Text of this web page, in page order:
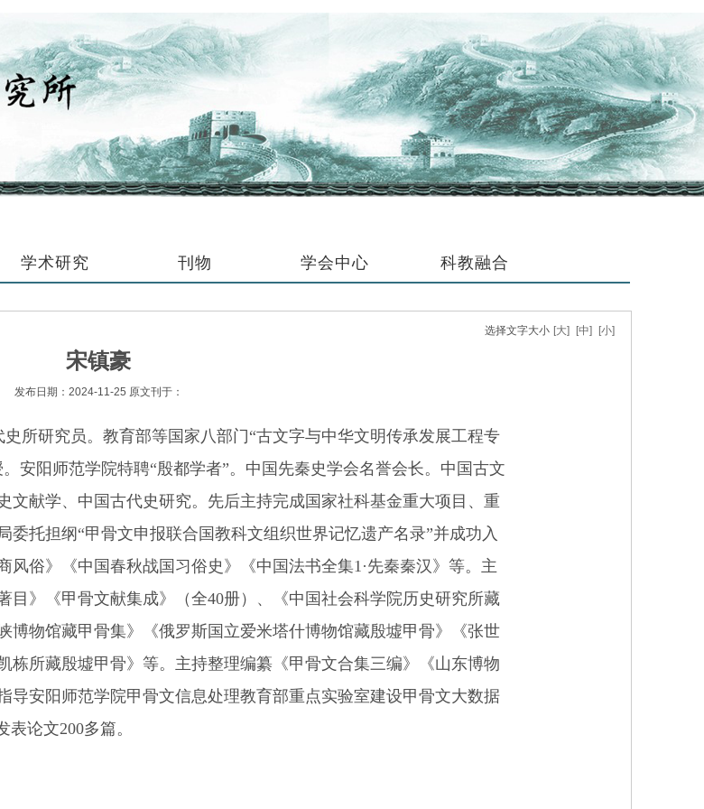
学术研究 刊物 学会中心 科教融合
选择文字大小 [大] [中] [小]
宋镇豪
发布日期：2024-11-25 原文刊于：
所研究员。教育部等国家八部门 “古文字与中华文明传承发展工程专
安阳师范学院特聘“殷都学者”。中国先秦史学会名誉会长。中国古文
文献学、中国古代史研究。先后主持完成国家社科基金重大项目、重
委托担纲“甲骨文申报联合国教科文组织世界记忆遗产名录”并成功入
风俗》《中国春秋战国习俗史》《中国法书全集1·先秦秦汉》等。主
目》《甲骨文献集成》（全40册）、《中国社会科学院历史研究所藏
博物馆藏甲骨集》《俄罗斯国立爱米塔什博物馆藏殷墟甲骨》《张世
栋所藏殷墟甲骨》等。主持整理编纂《甲骨文合集三编》《山东博物
导安阳师范学院甲骨文信息处理教育部重点实验室建设甲骨文大数据
表论文200多篇。